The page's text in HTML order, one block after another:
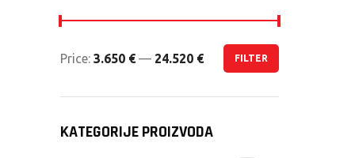
FILTER
Price: 3.650 € — 24.520 €
KATEGORIJE PROIZVODA